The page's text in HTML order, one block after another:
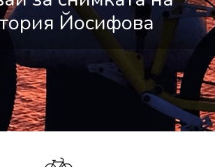
Йосифова